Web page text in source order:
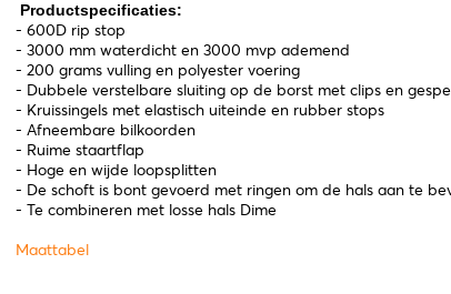
Productspecificaties:
- 600D rip stop
- 3000 mm waterdicht en 3000 mvp ademend
- 200 grams vulling en polyester voering
- Dubbele verstelbare sluiting op de borst met clips en
- Kruissingels met elastisch uiteinde en rubber stops
- Afneembare bilkoorden
- Ruime staartflap
- Hoge en wijde loopsplitten
- De schoft is bont gevoerd met ringen om de hals aan te
- Te combineren met losse hals Dime
Maattabel